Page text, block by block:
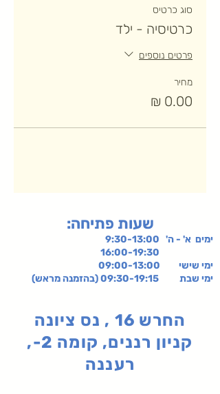
סוג כרטיס
כרטיסיה - ילד
פרטים נוספים
מחיר
:שעות פתיחה
ימים א' - ה' 9:30-13:00
ימי שישי 09:00-13:00
ימי שבת 09:30-19:15 (בהזמנה מראש)
החרש 16 , נס ציונה
קניון רננים, קומה 2-,
רעננה